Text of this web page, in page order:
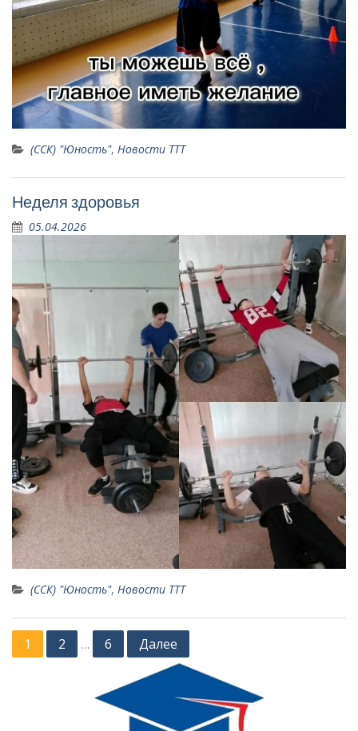
(ССК) "Юность", Новости ТТТ
Неделя здоровья
05.04.2026
(ССК) "Юность", Новости ТТТ
Пагинация
1 2 … 6 Далее